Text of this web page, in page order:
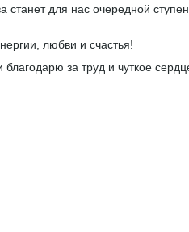
для нас очередной
любви и счастья!
за труд и чуткое